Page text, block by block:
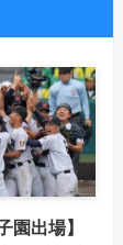
園出場】